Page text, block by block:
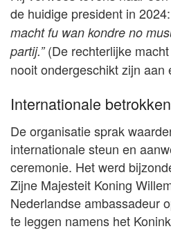
de huidige president in 2024:
macht fu wan kondre no
partij.”(De rechterlijke
nooit ondergeschikt zijn aan
Internationale
De organisatie sprak
internationale steun en
ceremonie. Het werd
Zijne Majesteit Koning
Nederlandse ambassadeur
te leggen namens het